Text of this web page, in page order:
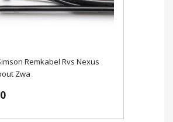
Remkabel Rvs Nexus
Zwa